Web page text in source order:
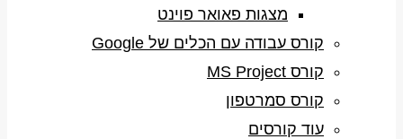
מצגות פאואר פוינט
קורס עבודה עם הכלים של Google
קורס MS Project
קורס סמרטפון
עוד קורסים